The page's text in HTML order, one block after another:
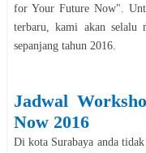
for Your Future Now".
terbaru, kami akan selalu
sepanjang tahun 2016
Jadwal
Now 2016
Di kota Surabaya anda